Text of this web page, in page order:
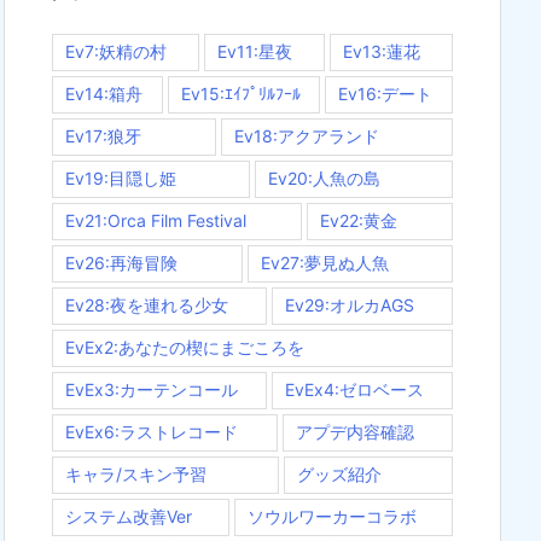
Ev7:妖精の村 Ev11:星夜 Ev13:蓮花
Ev14:箱舟 Ev15:ｴｲﾌﾟﾘﾙﾌｰﾙ Ev16:デート
Ev17:狼牙 Ev18:アクアランド
Ev19:目隠し姫 Ev20:人魚の島
Ev21:Orca Film Festival Ev22:黄金
Ev26:再海冒険 Ev27:夢見ぬ人魚
Ev28:夜を連れる少女 Ev29:オルカAGS
EvEx2:あなたの楔にまごころを
EvEx3:カーテンコール EvEx4:ゼロベース
EvEx6:ラストレコード アプデ内容確認
キャラ/スキン予習 グッズ紹介
システム改善Ver ソウルワーカーコラボ